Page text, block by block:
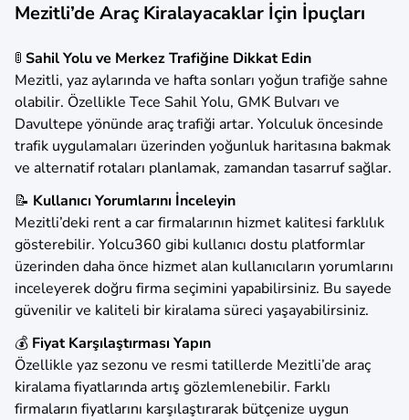
Mezitli’de Araç Kiralayacaklar İçin İpuçları
🚦 Sahil Yolu ve Merkez Trafiğine Dikkat Edin
Mezitli, yaz aylarında ve hafta sonları yoğun trafiğe sahne
olabilir. Özellikle Tece Sahil Yolu, GMK Bulvarı ve
Davultepe yönünde araç trafiği artar. Yolculuk öncesinde
trafik uygulamaları üzerinden yoğunluk haritasına bakmak
ve alternatif rotaları planlamak, zamandan tasarruf sağlar.
📝 Kullanıcı Yorumlarını İnceleyin
Mezitli’deki rent a car firmalarının hizmet kalitesi farklılık
gösterebilir. Yolcu360 gibi kullanıcı dostu platformlar
üzerinden daha önce hizmet alan kullanıcıların yorumlarını
inceleyerek doğru firma seçimini yapabilirsiniz. Bu sayede
güvenilir ve kaliteli bir kiralama süreci yaşayabilirsiniz.
💰 Fiyat Karşılaştırması Yapın
Özellikle yaz sezonu ve resmi tatillerde Mezitli’de araç
kiralama fiyatlarında artış gözlemlenebilir. Farklı
firmaların fiyatlarını karşılaştırarak bütçenize uygun